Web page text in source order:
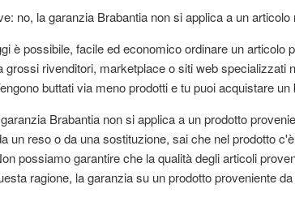
no, la garanzia Brabantia non si applica a un articolo
è possibile, facile ed economico ordinare un
grossi rivenditori, marketplace o siti web
buttati via meno prodotti e tu puoi acquistare
Brabantia non si applica a un prodotto
un reso o da una sostituzione, sai che nel prodotto
possiamo garantire che la qualità degli articoli
ragione, la garanzia su un prodotto proveniente